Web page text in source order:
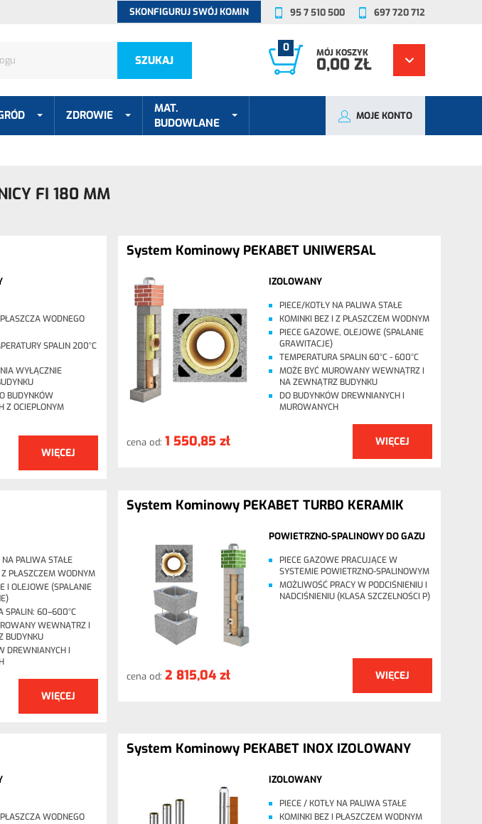
SKONFIGURUJ SWÓJ KOMIN 95 7 510 500 697 720 712
SZUKAJ
0 MÓJ KOSZYK
0,00 ZŁ
ZDROWIE
MAT.
BUDOWLANE
MOJE KONTO
FI 180 MM
WODNEGO
SPALIN 200°C
WYŁĄCZNIE
BUDYNKÓW
Z OCIEPLONYM
WIĘCEJ
System Kominowy PEKABET UNIWERSAL
IZOLOWANY
PIECE/KOTŁY NA PALIWA STAŁE
KOMINKI BEZ I Z PŁASZCZEM WODNYM
PIECE GAZOWE, OLEJOWE (SPALANIE
GRAWITACJE)
TEMPERATURA SPALIN 60°C - 600°C
MOŻE BYĆ MUROWANY WEWNĄTRZ I
NA ZEWNĄTRZ BUDYNKU
DO BUDYNKÓW DREWNIANYCH I
MUROWANYCH
cena od: 1 550,85 zł WIĘCEJ
NA PALIWA STAŁE
PŁASZCZEM WODNYM
I OLEJOWE (SPALANIE
SPALIN: 60–600°C
WEWNĄTRZ I
BUDYNKU
DREWNIANYCH I
WIĘCEJ
System Kominowy PEKABET TURBO KERAMIK
POWIETRZNO-SPALINOWY DO GAZU
PIECE GAZOWE PRACUJĄCE W
SYSTEMIE POWIETRZNO-SPALINOWYM
MOŻLIWOŚĆ PRACY W PODCIŚNIENIU I
NADCIŚNIENIU (KLASA SZCZELNOŚCI P)
cena od: 2 815,04 zł WIĘCEJ
WODNEGO
System Kominowy PEKABET INOX IZOLOWANY
IZOLOWANY
PIECE / KOTŁY NA PALIWA STAŁE
KOMINKI BEZ I PŁASZCZEM WODNYM